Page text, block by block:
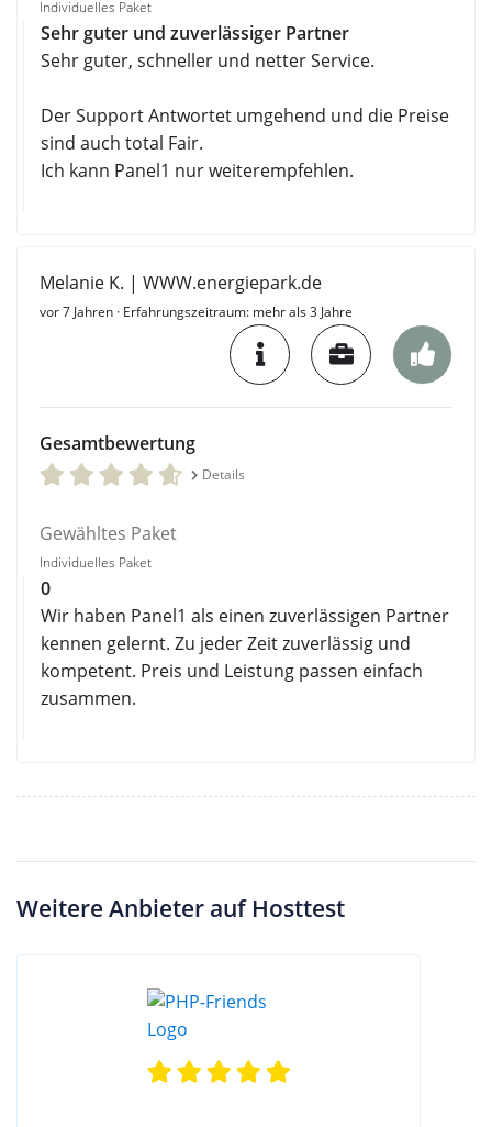
Individuelles Paket
Sehr guter und zuverlässiger Partner
Sehr guter, schneller und netter Service.
Der Support Antwortet umgehend und die Preise
sind auch total Fair.
Ich kann Panel1 nur weiterempfehlen.
Melanie K. | WWW.energiepark.de
vor 7 Jahren · Erfahrungszeitraum: mehr als 3 Jahre
Gesamtbewertung
Details
Gewähltes Paket
Individuelles Paket
0
Wir haben Panel1 als einen zuverlässigen Partner
kennen gelernt. Zu jeder Zeit zuverlässig und
kompetent. Preis und Leistung passen einfach
zusammen.
Weitere Anbieter auf Hosttest